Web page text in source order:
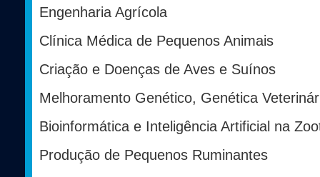
Engenharia Agrícola
Clínica Médica de Pequenos Animais
Criação e Doenças de Aves e Suínos
Melhoramento Genético, Genética
Bioinformática e Inteligência Artificial na
Produção de Pequenos Ruminantes